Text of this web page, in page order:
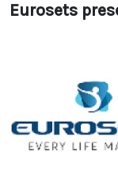
Eurosets